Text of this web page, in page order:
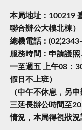
本局地址：100219
聯合辦公大樓北棟）
總機電話：
服務時間：申請護
一至週五 上午08：
假日不上班）
（中午不休息，另
三延長辦公時間至
情況，本局得視狀況